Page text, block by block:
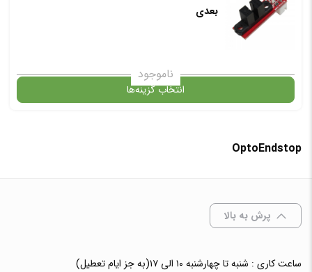
بعدی
ناموجود
انتخاب گزینه‌ها
گارانتی
OptoEndstop
پرش به بالا
ساعت کاری : شنبه تا چهارشنبه ۱۰ الی ۱۷(به جز ایام تعطیل)